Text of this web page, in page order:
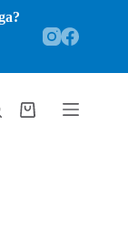
Carro